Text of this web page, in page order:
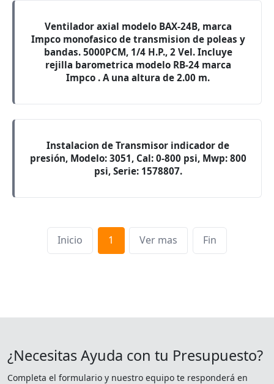
Ventilador axial modelo BAX-24B, marca
Impco monofasico de transmision de poleas y
bandas. 5000PCM, 1/4 H.P., 2 Vel. Incluye
rejilla barometrica modelo RB-24 marca
Impco . A una altura de 2.00 m.
Instalacion de Transmisor indicador de
presión, Modelo: 3051, Cal: 0-800 psi, Mwp: 800
psi, Serie: 1578807.
Inicio 1 Ver mas Fin
¿Necesitas Ayuda con tu Presupuesto?
Completa el formulario y nuestro equipo te responderá en